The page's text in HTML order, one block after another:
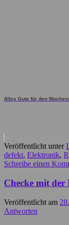
Alles Gute für den
Veröffentlicht unter
defekt, Elektronik,
Schreibe einen
Checke mit
Veröffentlicht am
Antworten